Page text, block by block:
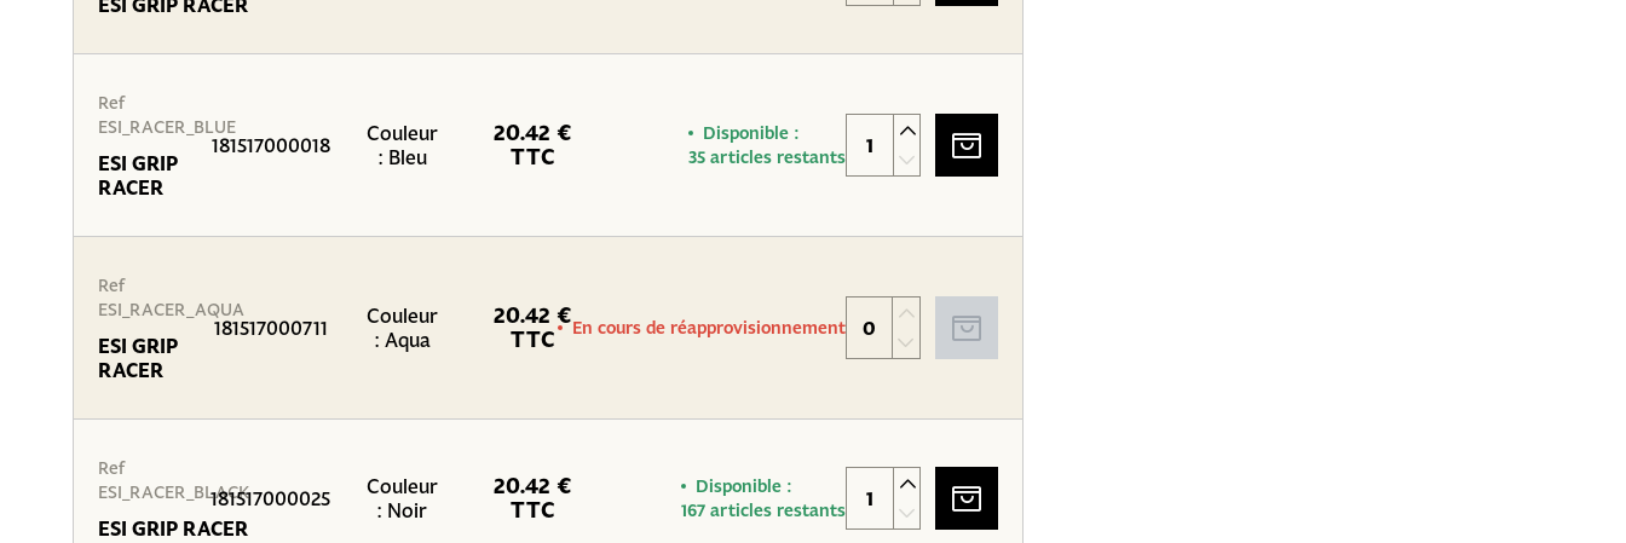
Ref
ESI_RACER_BLUE
ESI GRIP
RACER
181517000018
Couleur
: Bleu
20.42 €
TTC
Disponible :
35 articles restants
Ref
ESI_RACER_AQUA
ESI GRIP
RACER
181517000711
Couleur
: Aqua
20.42 €
TTC
En cours de réapprovisionnement
Ref
ESI_RACER_BLACK
ESI GRIP RACER
181517000025
Couleur
: Noir
20.42 €
TTC
Disponible :
167 articles restants